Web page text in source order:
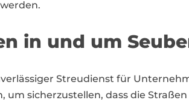
in und um
Streudienst für
um sicherzustellen, dass die